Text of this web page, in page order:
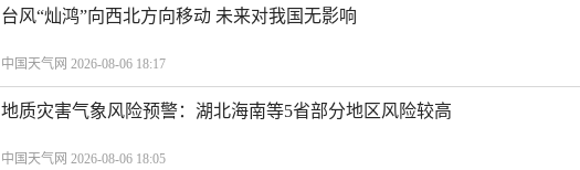
台风“灿鸿”向西北方向移动 未来对我国无影响
中国天气网 2026-08-06 18:17
地质灾害气象风险预警：湖北海南等5省部分地区风险较高
中国天气网 2026-08-06 18:05